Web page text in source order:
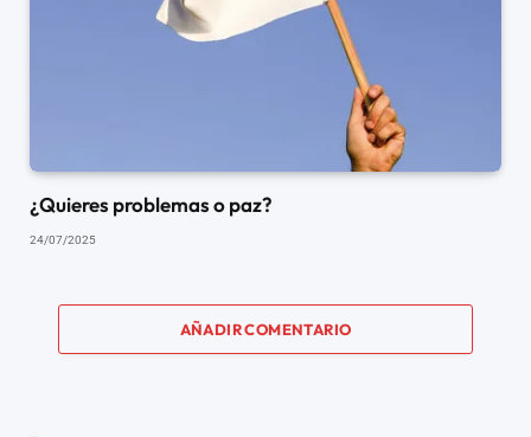
¿Quieres problemas o paz?
24/07/2025
AÑADIR COMENTARIO